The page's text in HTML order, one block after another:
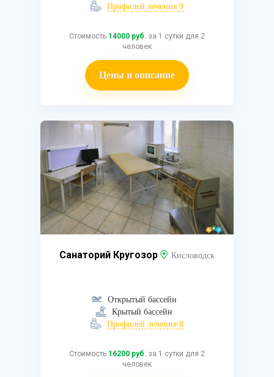
Профилей лечения 9
Стоимость 14000 руб. за 1 сутки для 2
человек
Цены и описание
Санаторий Кругозор Кисловодск
Открытый бассейн
Крытый бассейн
Профилей лечения 8
Стоимость 16200 руб. за 1 сутки для 2
человек